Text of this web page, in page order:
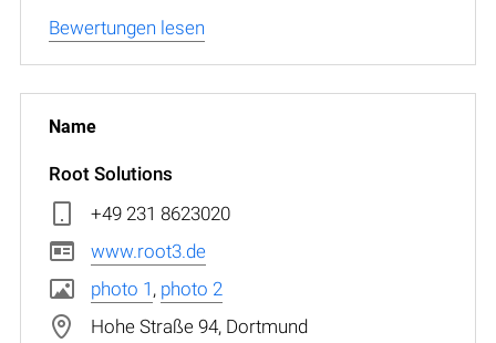
Bewertungen lesen
Root Solutions
+49 231 8623020
www.root3.de
photo 1 , photo 2
Hohe Straße 94, Dortmund